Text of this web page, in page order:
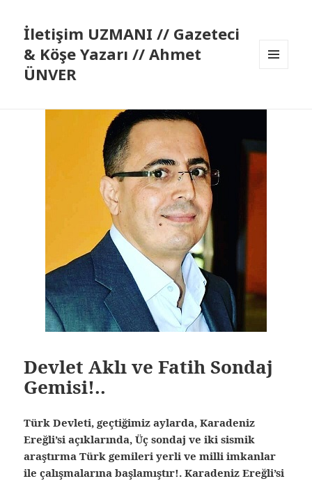
İletişim UZMANI // Gazeteci
& Köşe Yazarı // Ahmet
ÜNVER
Devlet Aklı ve Fatih Sondaj
Gemisi!..
Türk Devleti, geçtiğimiz aylarda, Karadeniz
Ereğli’si açıklarında, Üç sondaj ve iki sismik
araştırma Türk gemileri yerli ve milli imkanlar
ile çalışmalarına başlamıştır!. Karadeniz Ereğli’si